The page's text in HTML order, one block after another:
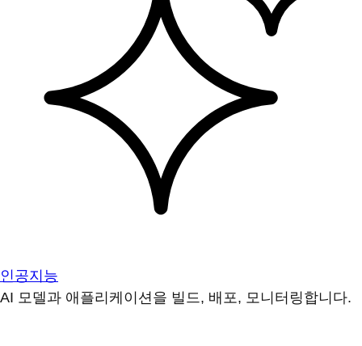
인공지능
AI 모델과 애플리케이션을 빌드, 배포, 모니터링합니다.